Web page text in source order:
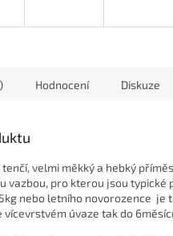
Hodnocení Diskuze
tenčí, velmi měkký a hebký
vazbou, pro kterou jsou typické
nebo letního novorozence je
vícevrstvém úvaze tak do